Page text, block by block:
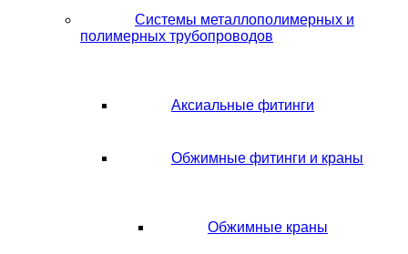
Системы металлополимерных и
полимерных трубопроводов
Аксиальные фитинги
Обжимные фитинги и краны
Обжимные краны